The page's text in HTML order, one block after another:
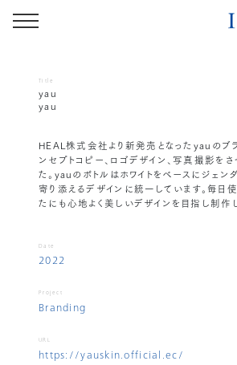
Title
yau
yau
HEAL株式会社より新発売となったyauのブラ
ンセプトコピー、ロゴデザイン、写真撮影を
た。yauのボトルはホワイトをベースにジェン
寄り添えるデザインに統一しています。毎日
たにも心地よく美しいデザインを目指し制作
Date
2022
Project
Branding
URL
https://yauskin.official.ec/